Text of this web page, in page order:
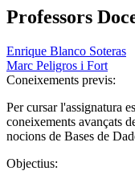
Professors
Enrique Blanco Soteras
Marc Peligros i Fort
Coneixements previs:
Per cursar l'assignatura
coneixements avançats
nocions de Bases de
Objectius: